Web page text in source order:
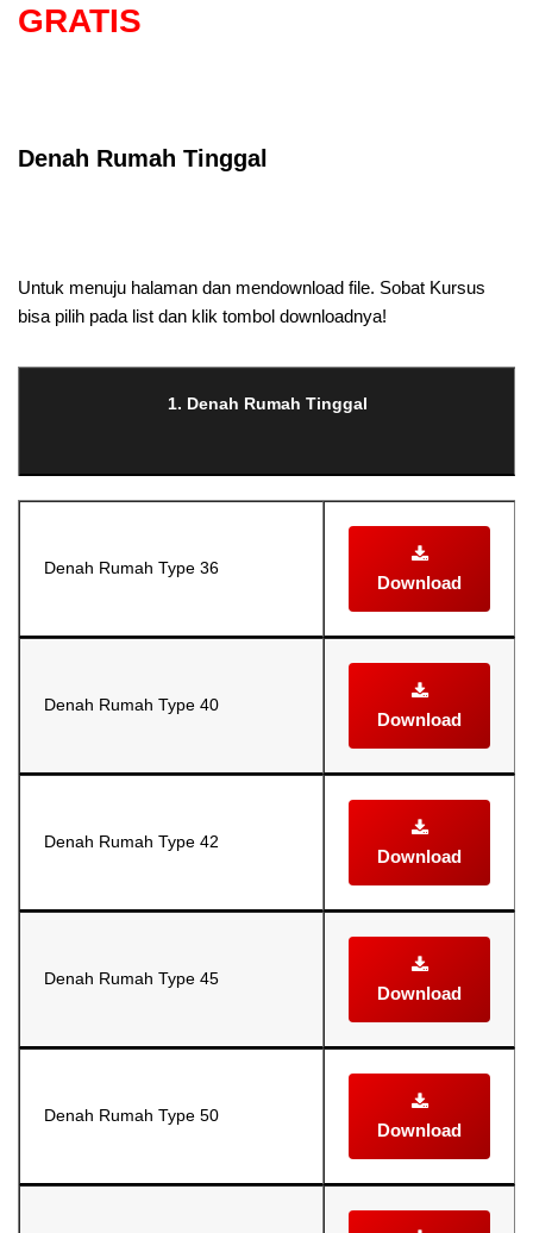
GRATIS
Denah Rumah Tinggal
Untuk menuju halaman dan mendownload file. Sobat Kursus
bisa pilih pada list dan klik tombol downloadnya!
1. Denah Rumah Tinggal
Denah Rumah Type 36
Download
Denah Rumah Type 40
Download
Denah Rumah Type 42
Download
Denah Rumah Type 45
Download
Denah Rumah Type 50
Download